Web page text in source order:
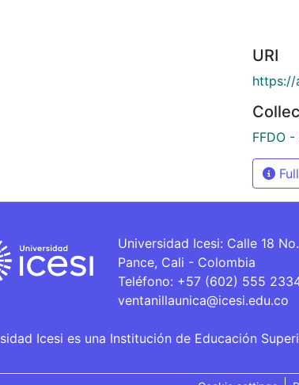
URI
https://
FFDO
Universidad Icesi: Calle 18
Pance, Cali - Colombia
Teléfono: +57 (602) 555
ventanillaunica@icesi.edu.co
Icesi es una Institución de Educación